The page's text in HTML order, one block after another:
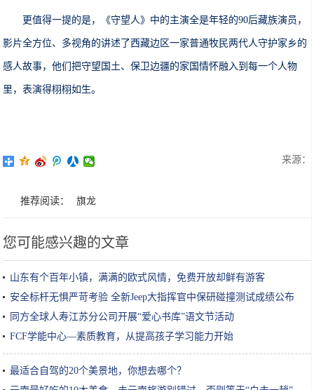
更值得一提的是，《守望人》中的主演全是年轻的90后藏族演员，
影片全方位、多视角的讲述了西藏边区一家普通牧民两代人守护家乡的
感人故事，他们把守望国土、保卫边疆的家国情怀融入到每一个人物
里，表演得栩栩如生。
来源：
推荐阅读： 旗龙
您可能感兴趣的文章
山东有个百年小镇，满满的欧式风情，免费开放却鲜有游客
安全标杆无惧严苛考验 全新Jeep大指挥官中保研碰撞测试成绩公布
同方全球人寿江苏分公司开展“爱心书库”语文节活动
FCF学能中心—素质教育，从提高孩子学习能力开始
最适合自驾的20个美景地，你想去哪个？